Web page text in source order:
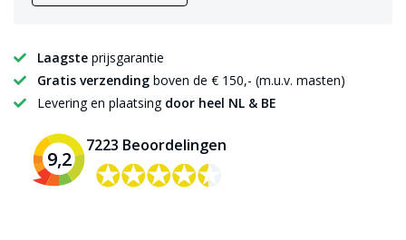
Laagste prijsgarantie
Gratis verzending boven de € 150,- (m.u.v. masten)
Levering en plaatsing door heel NL & BE
9,2
7223 Beoordelingen
✪✪✪✪✪
✪✪✪✪✪